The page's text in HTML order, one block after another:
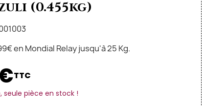
(0.455kg)
en Mondial Relay jusqu'à 25 Kg.
TTC
seule pièce en stock !